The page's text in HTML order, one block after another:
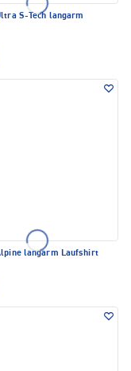
S-Tech langarm
langarm Laufshirt